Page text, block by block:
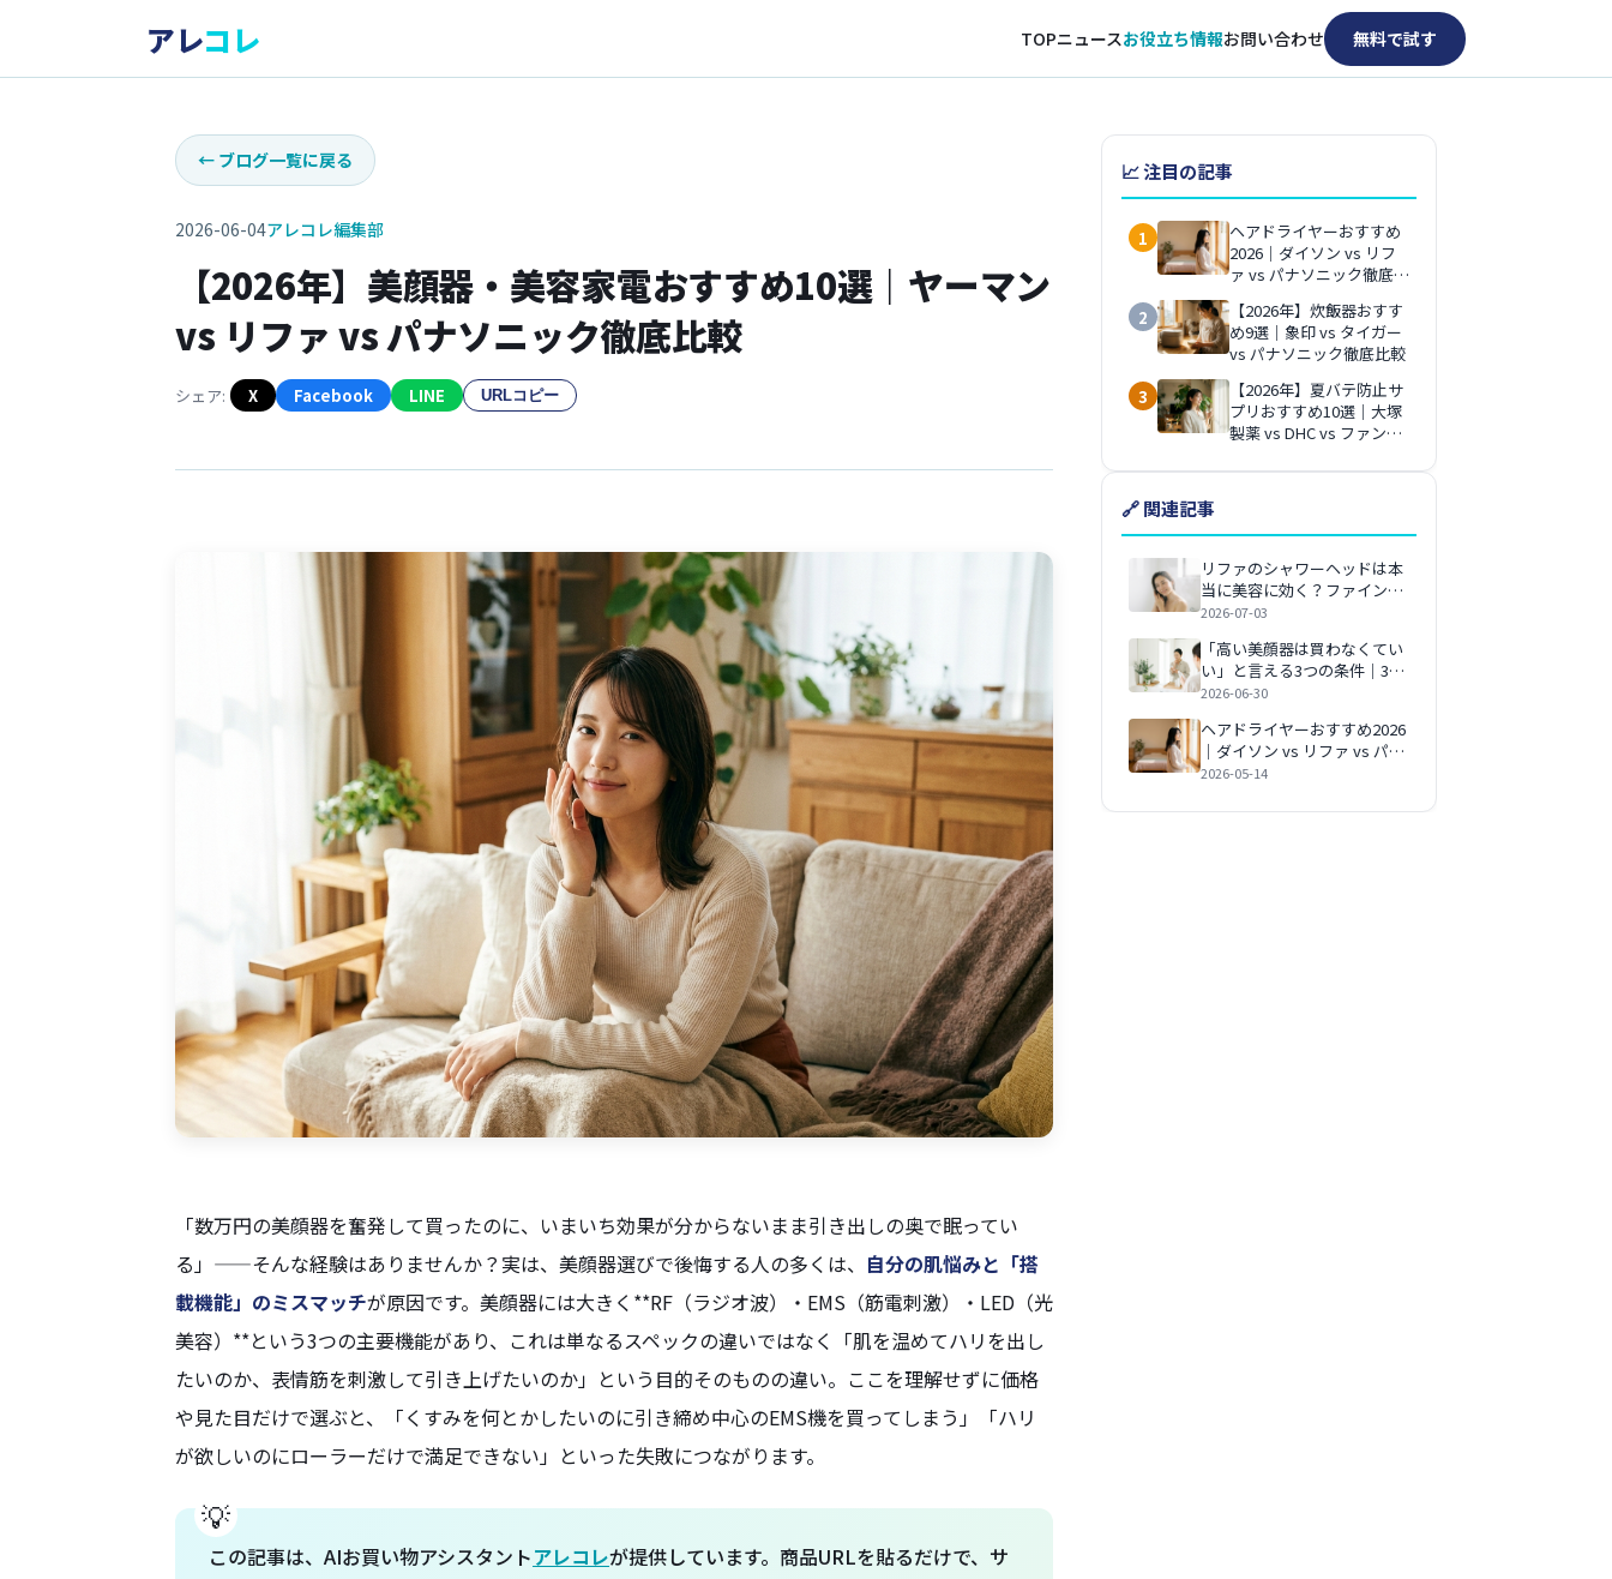
アレコレ TOPニュースお役立ち情報お問い合わせ 無料で試す
← ブログ一覧に戻る
2026-06-04アレコレ編集部
【2026年】美顔器・美容家電おすすめ10選｜ヤーマン
vs リファ vs パナソニック徹底比較
シェア: X Facebook LINE URLコピー
「数万円の美顔器を奮発して買ったのに、いまいち効果が分からないまま引き出しの奥で眠ってい
る」——そんな経験はありませんか？実は、美顔器選びで後悔する人の多くは、 自分の肌悩みと「搭
載機能」のミスマッチが原因です。美顔器には大きく**RF（ラジオ波）・EMS（筋電刺激）・LED（光
美容）**という3つの主要機能があり、これは単なるスペックの違いではなく「肌を温めてハリを出し
たいのか、表情筋を刺激して引き上げたいのか」という目的そのものの違い。ここを理解せずに価格
や見た目だけで選ぶと、「くすみを何とかしたいのに引き締め中心のEMS機を買ってしまう」「ハリ
が欲しいのにローラーだけで満足できない」といった失敗につながります。
この記事は、AIお買い物アシスタントアレコレが提供しています。商品URLを貼るだけで、サ
📈 注目の記事
1
ヘアドライヤーおすすめ
2026｜ダイソン vs リフ
ァ vs パナソニック徹底比
2
【2026年】炊飯器おすす
め9選｜象印 vs タイガー
vs パナソニック徹底比較
3
【2026年】夏バテ防止サ
プリおすすめ10選｜大塚
製薬 vs DHC vs ファンケ
🔗 関連記事
リファのシャワーヘッドは本
当に美容に効く？ファインバ
ブルを全成分・節水データか
2026-07-03
「高い美顔器は買わなくてい
い」と言える3つの条件｜30
代スキンケアの現実【2026
2026-06-30
ヘアドライヤーおすすめ2026
｜ダイソン vs リファ vs パナ
ソニック徹底比較
2026-05-14